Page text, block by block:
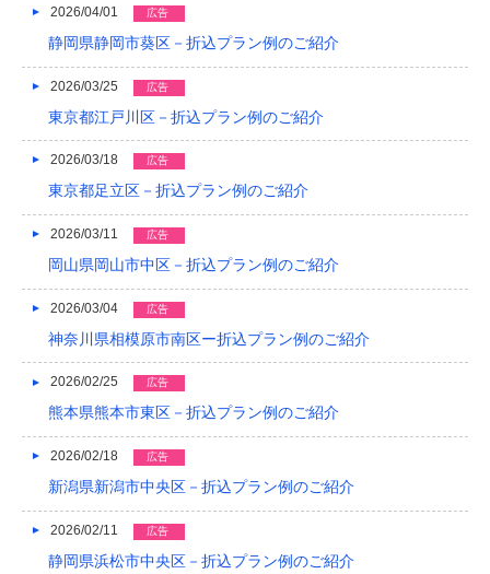
2022/06
2022/05
2022/04
2022/03
2022/01
2021/12
2021/11
2021/10
2021/09
2021/06
2021/05
2026/04/01 広告
静岡県静岡市葵区－折込プラン例のご紹介
2026/03/25 広告
東京都江戸川区－折込プラン例のご紹介
2026/03/18 広告
東京都足立区－折込プラン例のご紹介
2026/03/11 広告
岡山県岡山市中区－折込プラン例のご紹介
2026/03/04 広告
神奈川県相模原市南区ー折込プラン例のご紹介
2026/02/25 広告
熊本県熊本市東区－折込プラン例のご紹介
2026/02/18 広告
新潟県新潟市中央区－折込プラン例のご紹介
2026/02/11 広告
静岡県浜松市中央区－折込プラン例のご紹介